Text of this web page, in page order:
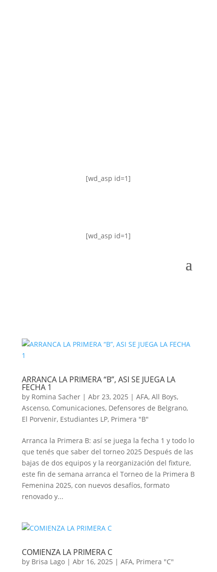
[wd_asp id=1]
[wd_asp id=1]
ARRANCA LA PRIMERA “B”, ASI SE JUEGA LA
FECHA 1
by Romina Sacher| Abr 23, 2025 | AFA, All Boys,
Ascenso, Comunicaciones, Defensores de Belgrano,
El Porvenir, Estudiantes LP, Primera "B"
Arranca la Primera B: así se juega la fecha 1 y todo lo
que tenés que saber del torneo 2025 Después de las
bajas de dos equipos y la reorganización del fixture,
este fin de semana arranca el Torneo de la Primera B
Femenina 2025, con nuevos desafíos, formato
renovado y...
COMIENZA LA PRIMERA C
by Brisa Lago| Abr 16, 2025 | AFA, Primera "C"